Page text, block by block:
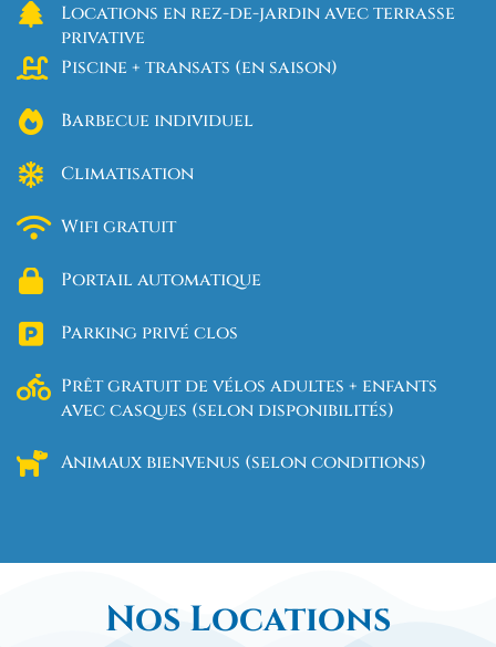
Locations en rez-de-jardin avec terrasse
privative
Piscine + transats (en saison)
Barbecue individuel
Climatisation
Wifi gratuit
Portail automatique
Parking privé clos
Prêt gratuit de vélos adultes + enfants
avec casques (selon disponibilités)
Animaux bienvenus (selon conditions)
Nos Locations